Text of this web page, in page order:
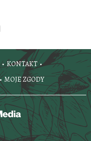
KONTAKT
MOJE ZGODY